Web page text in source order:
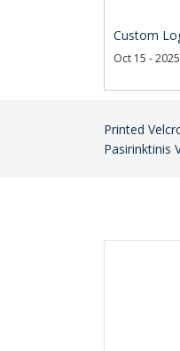
Custom
Oct 15 - 2025
Printed
Pasirinktinis